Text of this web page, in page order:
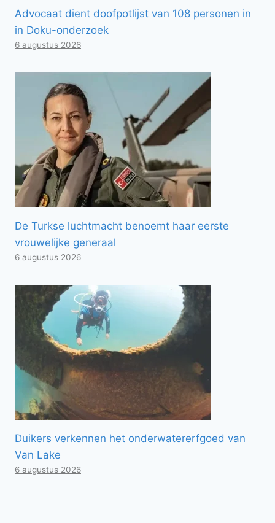
Advocaat dient doofpotlijst van 108 personen in
in Doku-onderzoek
6 augustus 2026
De Turkse luchtmacht benoemt haar eerste
vrouwelijke generaal
6 augustus 2026
Duikers verkennen het onderwatererfgoed van
Van Lake
6 augustus 2026